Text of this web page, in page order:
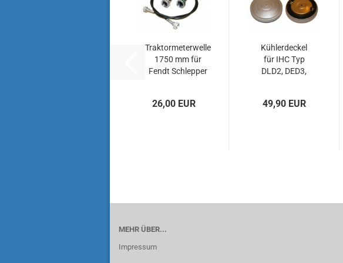
Traktormeterwelle
1750 mm für
Fendt Schlepper
26,00 EUR
Kühlerdeckel
für IHC Typ
DLD2, DED3,
D326...
49,90 EUR
MEHR ÜBER...
Impressum